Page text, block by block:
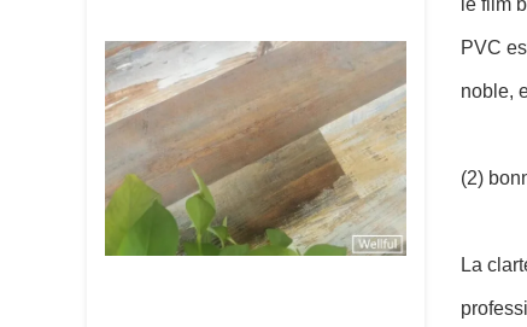
le film
PVC
noble,
(2)
La